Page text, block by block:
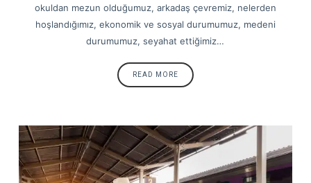
okuldan mezun olduğumuz, arkadaş çevremiz, nelerden
hoşlandığımız, ekonomik ve sosyal durumumuz, medeni
durumumuz, seyahat ettiğimiz…
READ MORE